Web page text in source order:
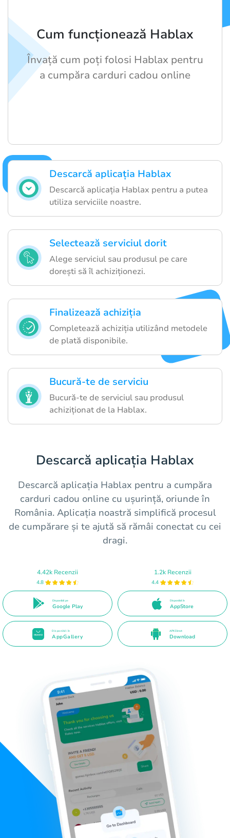
Descarcă aplicația Hablax
Descarcă aplicația Hablax pentru a putea
utiliza serviciile noastre.
Selectează serviciul dorit
Alege serviciul sau produsul pe care
dorești să îl achiziționezi.
Finalizează achiziția
Completează achiziția utilizând metodele
de plată disponibile.
Bucură-te de serviciu
Bucură-te de serviciul sau produsul
achiziționat de la Hablax.
Cum funcționează Hablax
Învață cum poți folosi Hablax pentru
a cumpăra carduri cadou online
Descarcă aplicația Hablax
Descarcă aplicația Hablax pentru a cumpăra
carduri cadou online cu ușurință, oriunde în
România. Aplicația noastră simplifică procesul
de cumpărare și te ajută să rămâi conectat cu cei
dragi.
4.42k Recenzii
4.8
Disponibil pe
Google Play
1.2k Recenzii
4.4
Disponibil în
AppStore
Disponibil în
AppGallery
APK Direct
Download